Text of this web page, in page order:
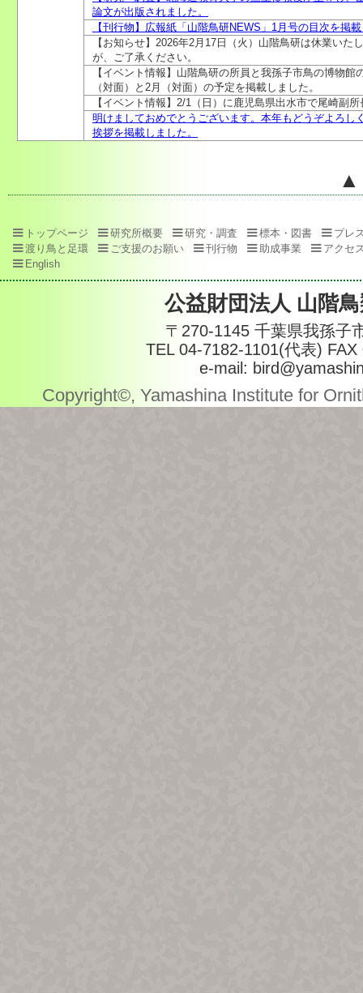
論文が出版されました。
【刊行物】広報紙「山階鳥研NEWS」1月号の目次を掲
【お知らせ】2026年2月17日（火）山階鳥研は休業い
が、ご了承ください。
【イベント情報】山階鳥研の所員と我孫子市鳥の博物
（対面）と2月（対面）の予定を掲載しました。
【イベント情報】2/1（日）に鹿児島県出水市で尾崎副
明けましておめでとうございます。本年もどうぞよろし
挨拶を掲載しました。
▲
トップページ 研究所概要 研究・調査 標本・図書
プレ
渡り鳥と足環
ご支援のお願い 刊行物 助成事業
アクセ
English
公益財団法人 山階
〒270-1145 千葉県我孫子
TEL 04-7182-1101(代表)
e-mail:
Copyright©, Yamashina Institute for